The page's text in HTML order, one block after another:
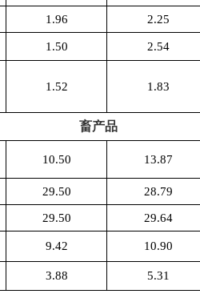
1.96 2.25
1.50 2.54
1.52 1.83
畜产品
10.50 13.87
29.50 28.79
29.50 29.64
9.42 10.90
3.88 5.31